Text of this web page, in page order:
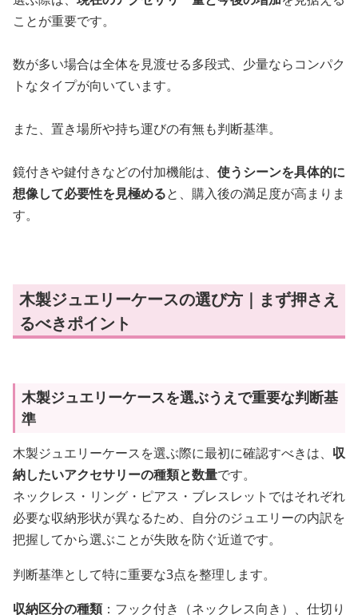
ことが重要です。
数が多い場合は全体を見渡せる多段式、少量ならコンパク
トなタイプが向いています。
また、置き場所や持ち運びの有無も判断基準。
鏡付きや鍵付きなどの付加機能は、 使うシーンを具体的に
想像して必要性を見極めると、購入後の満足度が高まりま
す。
木製ジュエリーケースの選び方｜まず押さえ
るべきポイント
木製ジュエリーケースを選ぶうえで重要な判断基
準
木製ジュエリーケースを選ぶ際に最初に確認すべきは、 収
納したいアクセサリーの種類と数量です。
ネックレス・リング・ピアス・ブレスレットではそれぞれ
必要な収納形状が異なるため、自分のジュエリーの内訳を
把握してから選ぶことが失敗を防ぐ近道です。
判断基準として特に重要な3点を整理します。
収納区分の種類：フック付き（ネックレス向き）、仕切り